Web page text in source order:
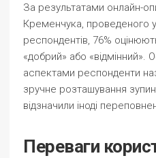
За результатами онлайн-
Кременчука, проведеного
респондентів, 76%
«добрий» або
аспектами респонденти
зручне розташування
відзначили іноді
Переваги